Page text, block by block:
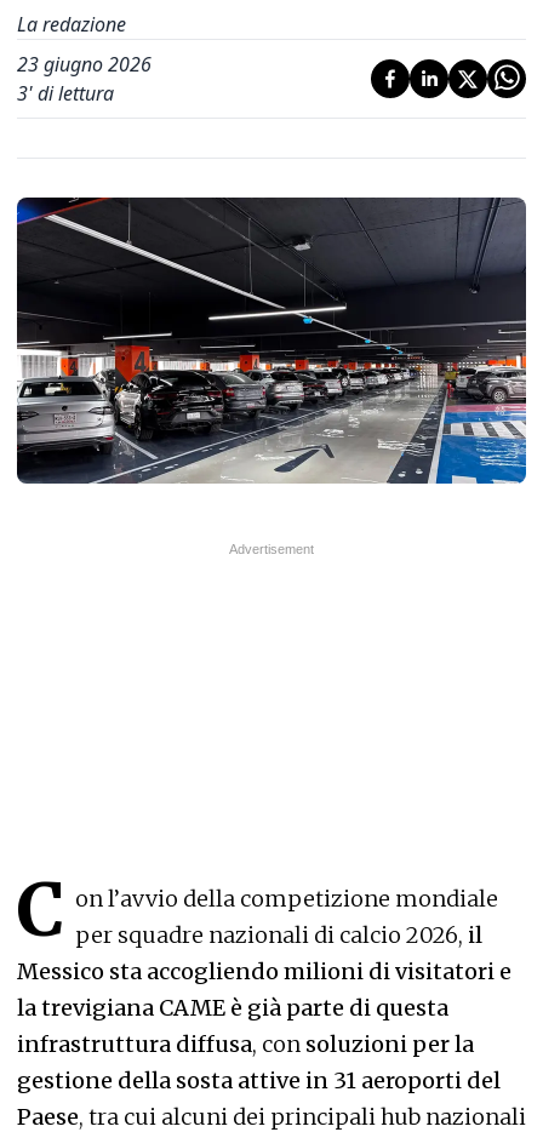
La redazione
23 giugno 2026
3' di lettura
C on l’avvio della competizione mondiale
per squadre nazionali di calcio 2026, il
Messico sta accogliendo milioni di visitatori e
la trevigiana CAME è già parte di questa
infrastruttura diffusa, con soluzioni per la
gestione della sosta attive in 31 aeroporti del
Paese, tra cui alcuni dei principali hub nazionali